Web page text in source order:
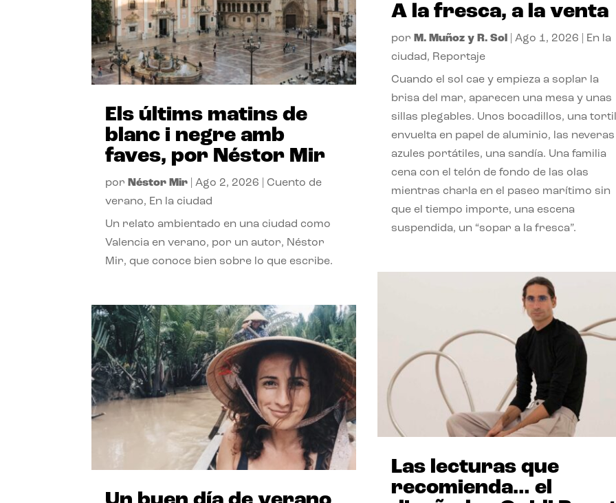
Els últims matins de
blanc i negre amb
faves, por Néstor Mir
por Néstor Mir |Ago 2, 2026 |Cuento de
verano, En la ciudad
Un relato ambientado en una ciudad como
Valencia en verano, por un autor, Néstor
Mir, que conoce bien sobre lo que escribe.
A la fresca, a la venta
por M. Muñoz y R. Sol Ago 1, 2026
En la
ciudad, Reportaje
Cuando el sol cae y empieza a soplar la
brisa del mar, aparecen una mesa y unas
sillas plegables. Unos bocadillos, una
envuelta en papel de aluminio, las neveras
azules portátiles, una sandía. Una familia
cena con el telón de fondo de las olas
mientras charla en el paseo marítimo sin
que el tiempo importe, una escena
suspendida, un “sopar a la fresca”.
Las lecturas que
recomienda… el